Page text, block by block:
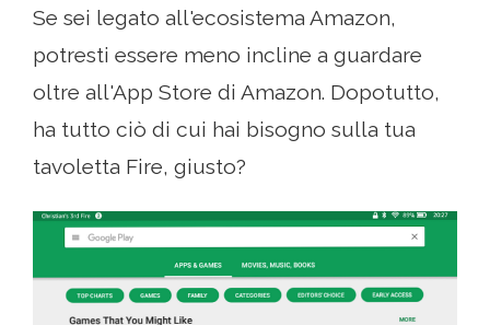
Se sei legato all'ecosistema Amazon,
potresti essere meno incline a guardare
oltre all'App Store di Amazon. Dopotutto,
ha tutto ciò di cui hai bisogno sulla tua
tavoletta Fire, giusto?